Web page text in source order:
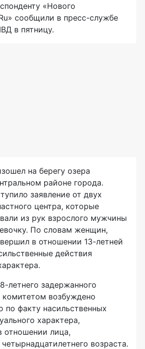
«Нового
сообщили в пресс-службе
в пятницу.
на берегу озера
районе города.
заявление от двух
центра, которые
из рук взрослого мужчины
По словам женщин,
в отношении 13-летней
действия
летнего задержанного
возбуждено
по факту насильственных
характера,
отношении лица,
возраста.